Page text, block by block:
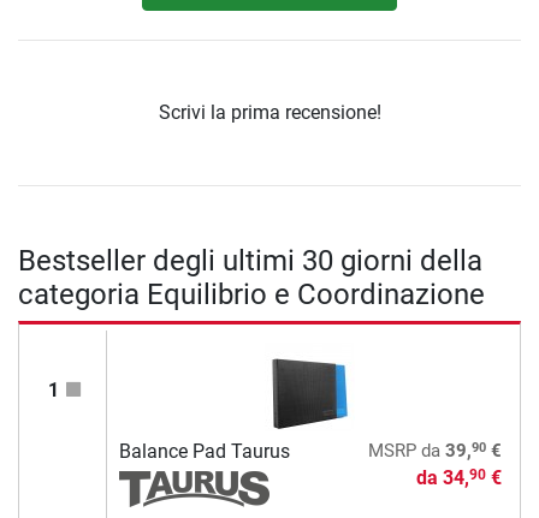
Scrivi la prima recensione!
Bestseller degli ultimi 30 giorni della
categoria Equilibrio e Coordinazione
1
Balance Pad Taurus MSRPda 39,90€
da 34,90€